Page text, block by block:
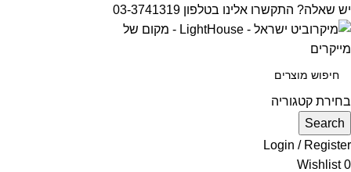
יש שאלה? התקשרו אלינו בטלפון 03-3741319
בחירת קטגוריה
Search
Login / Register
0
Wishlist